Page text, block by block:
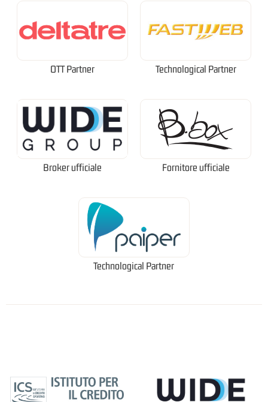
OTT Partner Technological Partner
Broker ufficiale Fornitore ufficiale
Technological Partner